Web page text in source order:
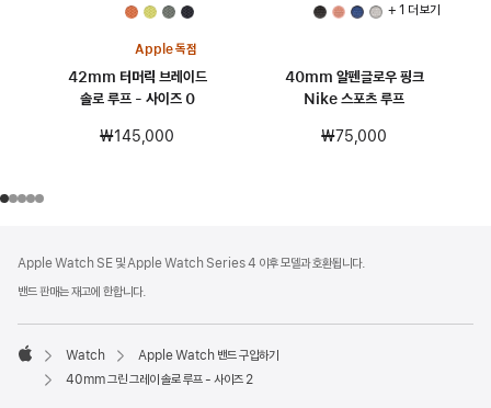
Apple 독점
42mm 터머릭 브레이드
솔로 루프 - 사이즈 0
₩145,000
+ 1 더 보기
40mm 알펜글로우 핑크
Nike 스포츠 루프
₩75,000
Apple Watch SE 및 Apple Watch Series 4 이후 모델과 호환됩니다.
밴드 판매는 재고에 한합니다.
Apple
Watch
Apple Watch 밴드 구입하기
40mm 그린 그레이 솔로 루프 - 사이즈 2